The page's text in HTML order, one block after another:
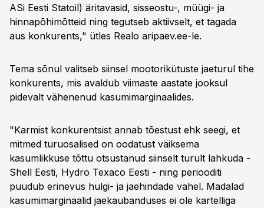
ASi Eesti Statoil) äritavasid, sisseostu-, müügi- ja
hinnapõhimõtteid ning tegutseb aktiivselt, et tagada
aus konkurents," ütles Realo aripaev.ee-le.
Tema sõnul valitseb siinsel mootorikütuste jaeturul tihe
konkurents, mis avaldub viimaste aastate jooksul
pidevalt vähenenud kasumimarginaalides.
"Karmist konkurentsist annab tõestust ehk seegi, et
mitmed turuosalised on oodatust väiksema
kasumlikkuse tõttu otsustanud siinselt turult lahkuda -
Shell Eesti, Hydro Texaco Eesti - ning periooditi
puudub erinevus hulgi- ja jaehindade vahel. Madalad
kasumimarginaalid jaekaubanduses ei ole kartelliga